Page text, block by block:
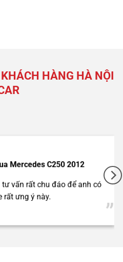
HÀNG HÀ NỘI
Mercedes C250 2012
vấn rất chu đáo để anh có
rất ưng ý này.